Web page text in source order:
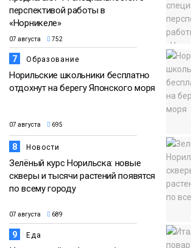
перспективой работы в
«Норникеле»
07 августа 752
7 Образование
Норильские школьники бесплатно
отдохнут на берегу Японского моря
07 августа 695
8 Новости
Зелёный курс Норильска: новые
скверы и тысячи растений появятся
по всему городу
07 августа 689
9 Еда